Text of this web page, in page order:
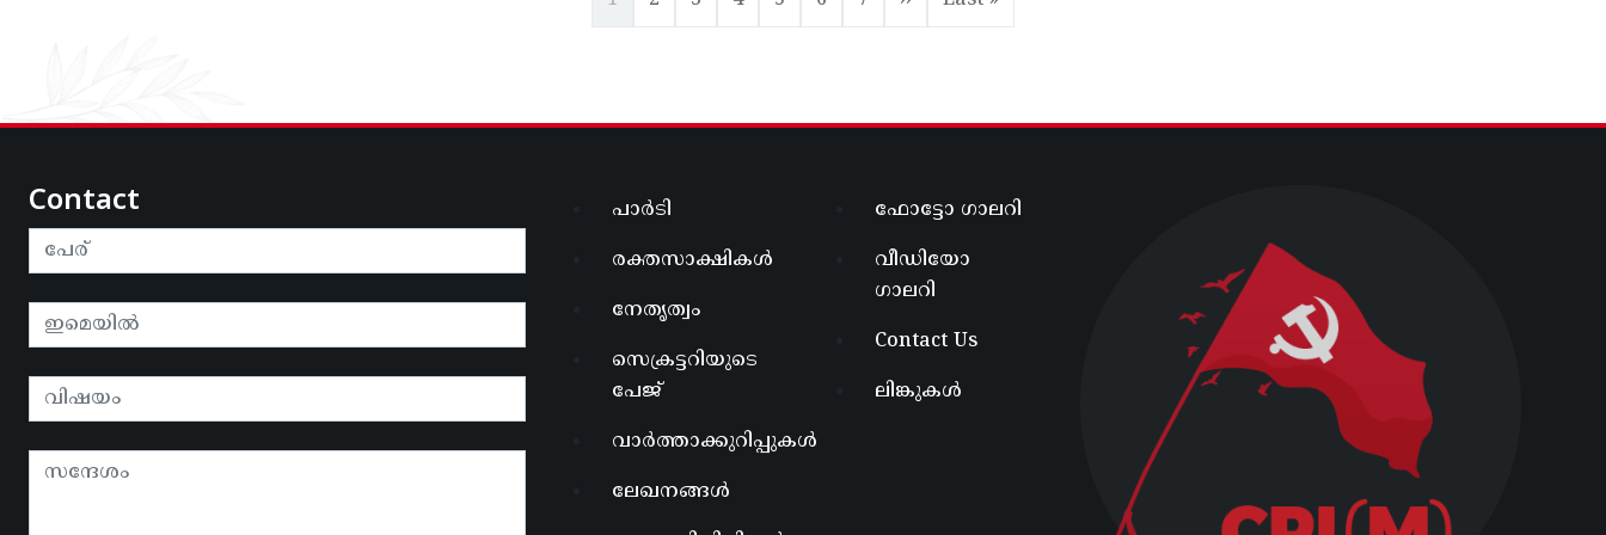
Contact പാർടി
രക്തസാക്ഷികൾ
നേതൃത്വം
സെക്രട്ടറിയുടെ
പേജ്
വാർത്താക്കുറിപ്പുകൾ
ലേഖനങ്ങൾ
ഫോട്ടോ ഗാലറി
വീഡിയോ
ഗാലറി
Contact Us
ലിങ്കുകൾ